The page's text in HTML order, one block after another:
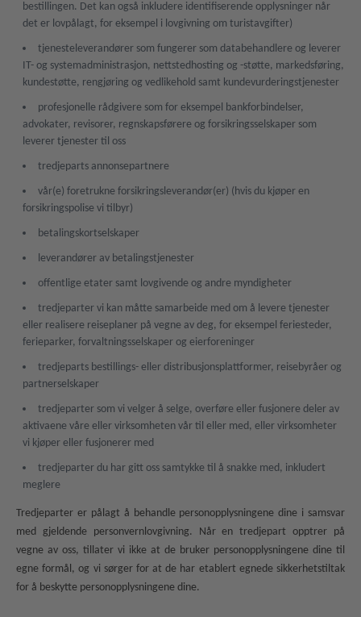
bestillingen. Det kan også inkludere identifiserende opplysninger når
det er lovpålagt, for eksempel i lovgivning om turistavgifter)
tjenesteleverandører som fungerer som databehandlere og leverer
IT- og systemadministrasjon, nettstedhosting og -støtte, markedsføring,
kundestøtte, rengjøring og vedlikehold samt kundevurderingstjenester
profesjonelle rådgivere som for eksempel bankforbindelser,
advokater, revisorer, regnskapsførere og forsikringsselskaper som
leverer tjenester til oss
tredjeparts annonsepartnere
vår(e) foretrukne forsikringsleverandør(er) (hvis du kjøper en
forsikringspolise vi tilbyr)
betalingskortselskaper
leverandører av betalingstjenester
offentlige etater samt lovgivende og andre myndigheter
tredjeparter vi kan måtte samarbeide med om å levere tjenester
eller realisere reiseplaner på vegne av deg, for eksempel feriesteder,
ferieparker, forvaltningsselskaper og eierforeninger
tredjeparts bestillings- eller distribusjonsplattformer, reisebyråer og
partnerselskaper
tredjeparter som vi velger å selge, overføre eller fusjonere deler av
aktivaene våre eller virksomheten vår til eller med, eller virksomheter
vi kjøper eller fusjonerer med
tredjeparter du har gitt oss samtykke til å snakke med, inkludert
meglere
Tredjeparter er pålagt å behandle personopplysningene dine i samsvar
med gjeldende personvernlovgivning. Når en tredjepart opptrer på
vegne av oss, tillater vi ikke at de bruker personopplysningene dine til
egne formål, og vi sørger for at de har etablert egnede sikkerhetstiltak
for å beskytte personopplysningene dine.